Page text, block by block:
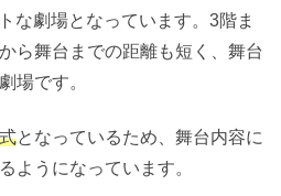
な劇場となっています。3階ま
ら舞台までの距離も短く、舞台
場です。
となっているため、舞台内容に
ようになっています。